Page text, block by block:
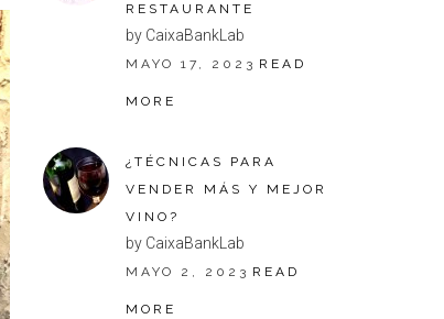
RESTAURANTE
by CaixaBankLab
MAYO 17, 2023 READ
MORE
¿TÉCNICAS PARA
VENDER MÁS Y MEJOR
VINO?
by CaixaBankLab
MAYO 2, 2023 READ
MORE